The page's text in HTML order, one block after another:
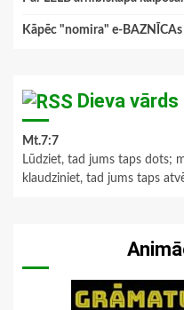
Kāpēc "nomira" e-
Dieva
Mt.7:7
Lūdziet, tad jums taps dots;
klaudziniet, tad jums taps